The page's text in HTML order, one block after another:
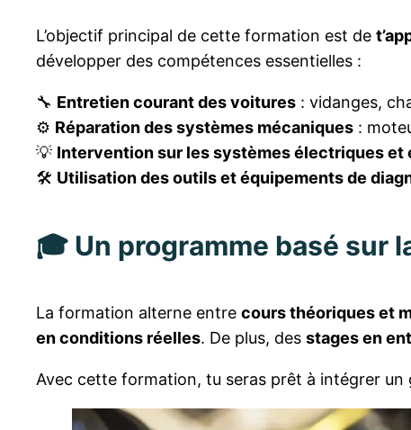
L’objectif principal de cette formation est de
développer des compétences essentielles :
🔧 Entretien courant des voitures : vidanges,
⚙️ Réparation des systèmes mécaniques :
💡 Intervention sur les systèmes électriques et
🛠 Utilisation des outils et équipements de
🎓 Un programme basé sur
La formation alterne entre cours théoriques et
en conditions réelles. De plus, des stages en
Avec cette formation, tu seras prêt à intégrer un